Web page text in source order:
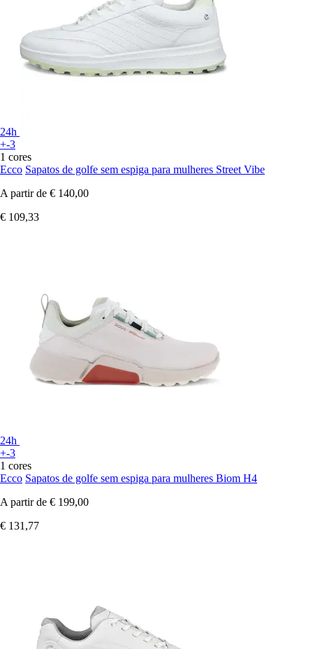
24h
+-3
1 cores
Ecco Sapatos de golfe sem espiga para mulheres Street Vibe
A partir de € 140,00
€ 109,33
24h
+-3
1 cores
Ecco Sapatos de golfe sem espiga para mulheres Biom H4
A partir de € 199,00
€ 131,77